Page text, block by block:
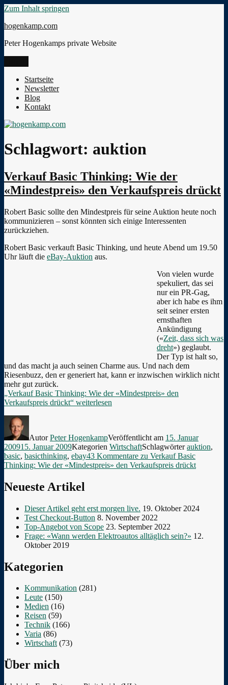
Zum Inhalt springen
hogenkamp.com
Peter Hogenkamps private Website
Startseite
Newsletter
Blog
Kontakt
Schlagwort: auktion
Verkauf Basic Thinking: Wie der
«Mindestpreis» den Verkaufspreis drückt
Robert Basic sollte den Mindestpreis für seine Auktion heute noch
kommunizieren – sonst könnten sich einige Interessenten
zurückziehen.
Robert Basic verkauft Basic Thinking, und heute Abend um 19.50
Uhr läuft die eBay-Auktion aus.
Von vielen wurde
spekuliert, das sei
nur ein PR-Gag,
aber ich habe es ihm
seit seiner ersten
ernsthaften
Ankündigung
(«Zeit, dass sich was
dreht») geglaubt.
Der Typ ist halt so,
und das macht ja auch seinen Charme aus. Und nach dem
Riesenbuzz, den er generiert hat, kann er inzwischen wirklich nicht
mehr gut zurück.
„Verkauf Basic Thinking: Wie der «Mindestpreis» den
Verkaufspreis drückt“ weiterlesen
AutorPeter HogenkampVeröffentlicht am 15. Januar
200915. Januar 2009Kategorien WirtschaftSchlagwörterauktion,
basic, basicthinking, ebay43 Kommentare zu Verkauf Basic
Thinking: Wie der «Mindestpreis» den Verkaufspreis drückt
Neueste Artikel
Dieser Artikel geht erst morgen live. 19. Oktober 2024
Test Checkout-Button 8. November 2022
Top-Angebot von Scope 23. September 2022
Frage: «Wann werden Elektroautos alltäglich sein?» 12.
Oktober 2019
Kategorien
Kommunikation (281)
Leute (150)
Medien (16)
Reisen (59)
Technik (166)
Varia (86)
Wirtschaft(73)
Über mich